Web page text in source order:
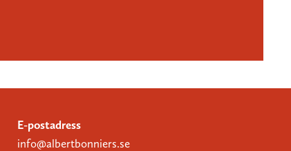
E-postadress
info@albertbonniers.se